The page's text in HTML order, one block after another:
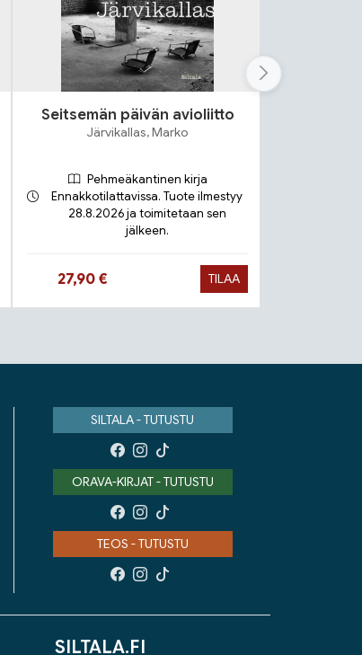
Seitsemän päivän avioliitto
Järvikallas, Marko
Pehmeäkantinen kirja
Ennakkotilattavissa. Tuote ilmestyy
28.8.2026 ja toimitetaan sen
jälkeen.
Hinta nyt
27,90 € TILAA
SILTALA - TUTUSTU
ORAVA-KIRJAT - TUTUSTU
TEOS - TUTUSTU
SILTALA.FI